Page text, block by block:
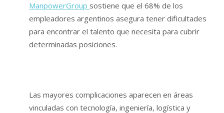
ManpowerGroup sostiene que el 68% de los
empleadores argentinos asegura tener dificultades
para encontrar el talento que necesita para cubrir
determinadas posiciones.
Las mayores complicaciones aparecen en áreas
vinculadas con tecnología, ingeniería, logística y